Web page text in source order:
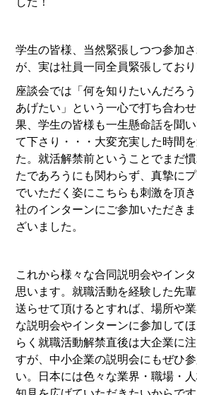
学生の皆様、当然緊張しつつ参加
が、実は社員一同全員緊張してお
座談会では「何を知りたいんだろ
あげたい」という一心で打ち合わ
果、学生の皆様も一生懸命話を聞
て下さり・・・大変充実した時間
た。就活解禁前ということでまだ
たであろうにも関わらず、真摯に
でいただく姿にこちらも刺激を頂
社のインターンにご参加いただき
ざいました。
これから様々な合同説明会やイン
思います。就職活動を経験した先
送らせて頂けるとすれば、場所や
な説明会やインターンに参加して
らく就職活動解禁直後は大企業に
すが、中小企業の説明会にもぜひ
い。日本には色々な業界・職場・